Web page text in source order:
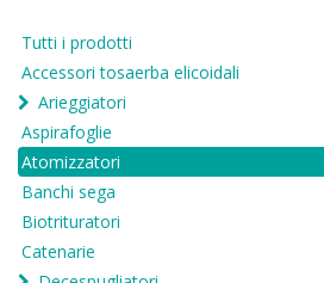
Tutti i prodotti
Accessori tosaerba elicoidali
Arieggiatori
Aspirafoglie
Atomizzatori
Banchi sega
Biotrituratori
Catenarie